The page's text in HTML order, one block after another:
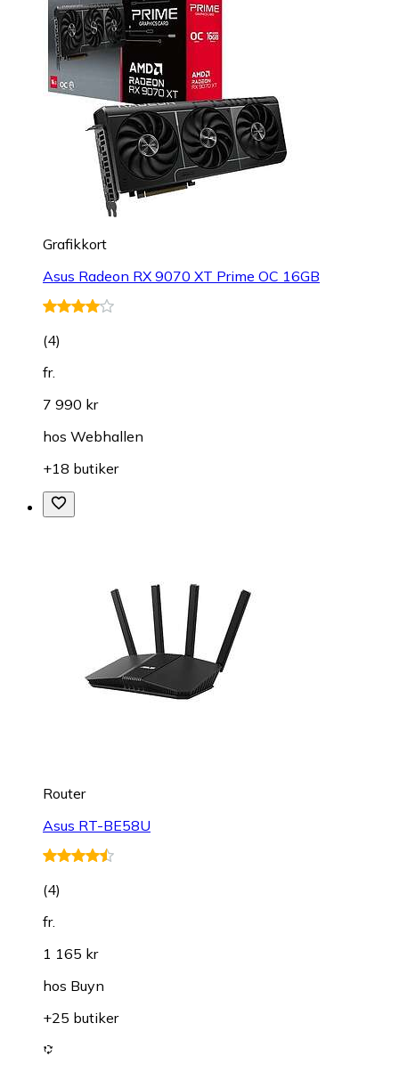
Grafikkort
Asus Radeon RX 9070 XT Prime OC 16GB
(4)
fr.
7 990 kr
hos Webhallen
+18 butiker
Router
Asus RT-BE58U
(4)
fr.
1 165 kr
hos Buyn
+25 butiker